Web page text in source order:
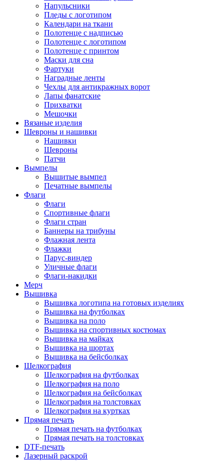
Напульсники
Пледы с логотипом
Календари на ткани
Полотенце с надписью
Полотенце с логотипом
Полотенце с принтом
Маски для сна
Фартуки
Наградные ленты
Чехлы для антикражных ворот
Лапы фанатские
Прихватки
Мешочки
Вязаные изделия
Шевроны и нашивки
Нашивки
Шевроны
Патчи
Вымпелы
Вышитые вымпел
Печатные вымпелы
Флаги
Флаги
Спортивные флаги
Флаги стран
Баннеры на трибуны
Флажная лента
Флажки
Парус-виндер
Уличные флаги
Флаги-накидки
Мерч
Вышивка
Вышивка логотипа на готовых изделиях
Вышивка на футболках
Вышивка на поло
Вышивка на спортивных костюмах
Вышивка на майках
Вышивка на шортах
Вышивка на бейсболках
Шелкография
Шелкография на футболках
Шелкография на поло
Шелкография на бейсболках
Шелкография на толстовках
Шелкография на куртках
Прямая печать
Прямая печать на футболках
Прямая печать на толстовках
DTF-печать
Лазерный раскрой